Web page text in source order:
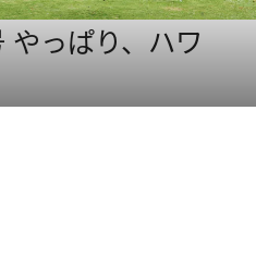
やっぱり、ハワ